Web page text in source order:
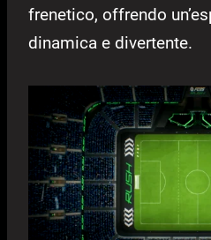
frenetico, offrendo
dinamica e divertente.